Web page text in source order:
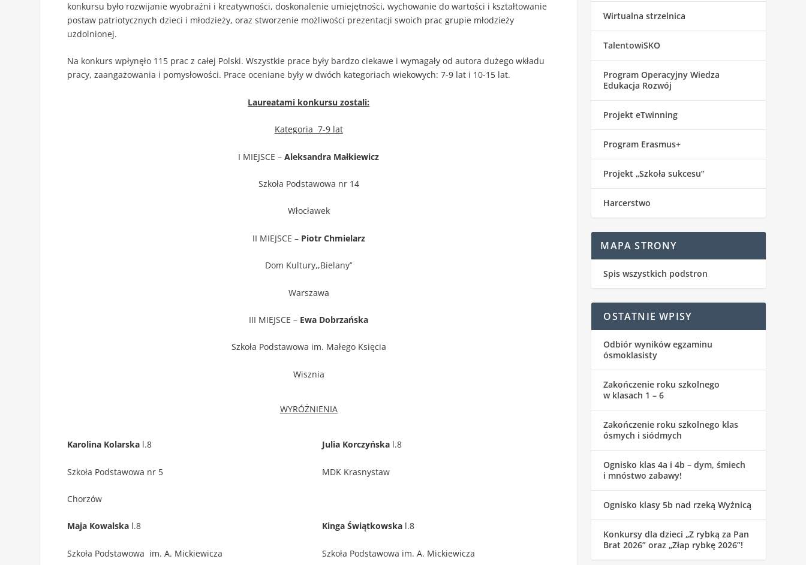
konkursu było rozwijanie wyobraźni i kreatywności, doskonalenie umiejętności, wychowanie do wartości i kształtowanie
postaw patriotycznych dzieci i młodzieży, oraz stworzenie możliwości prezentacji swoich prac grupie młodzieży
uzdolnionej.
Na konkurs wpłynęło 115 prac z całej Polski. Wszystkie prace były bardzo ciekawe i wymagały od autora dużego wkładu
pracy, zaangażowania i pomysłowości. Prace oceniane były w dwóch kategoriach wiekowych: 7-9 lat i 10-15 lat.
Laureatami konkursu zostali:
Kategoria 7-9 lat
I MIEJSCE –Aleksandra Małkiewicz
Szkoła Podstawowa nr 14
Włocławek
II MIEJSCE – Piotr Chmielarz
Dom Kultury,,Bielany’’
Warszawa
III MIEJSCE – Ewa Dobrzańska
Szkoła Podstawowa im. Małego Księcia
Wisznia
WYRÓŻNIENIA
Karolina Kolarska l.8
Szkoła Podstawowa nr 5
Chorzów
Maja Kowalskal.8
Szkoła Podstawowa im. A. Mickiewicza
Julia Korczyńska l.8
MDK Krasnystaw
Kinga Świątkowskal.8
Szkoła Podstawowa im. A. Mickiewicza
Wirtualna strzelnica
TalentowiSKO
Program Operacyjny Wiedza
Edukacja Rozwój
Projekt eTwinning
Program Erasmus+
Projekt „Szkoła sukcesu”
Harcerstwo
MAPA STRONY
Spis wszystkich podstron
OSTATNIE WPISY
Odbiór wyników egzaminu
ósmoklasisty
Zakończenie roku szkolnego
w klasach 1 – 6
Zakończenie roku szkolnego klas
ósmych i siódmych
Ognisko klas 4a i 4b – dym, śmiech
i mnóstwo zabawy!
Ognisko klasy 5b nad rzeką Wyżnicą
Konkursy dla dzieci „Z rybką za Pan
Brat 2026” oraz „Złap rybkę 2026”!